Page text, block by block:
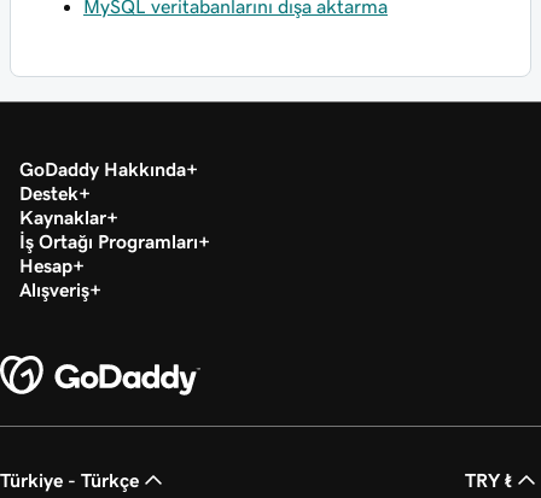
MySQL veritabanlarını dışa aktarma
GoDaddy Hakkında
Destek
Kaynaklar
İş Ortağı Programları
Hesap
Alışveriş
Türkiye - Türkçe TRY ₺